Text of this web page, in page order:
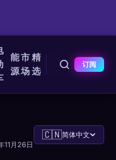
能
源
市
场
精
选
订阅
11月26日
🇨🇳简体中文